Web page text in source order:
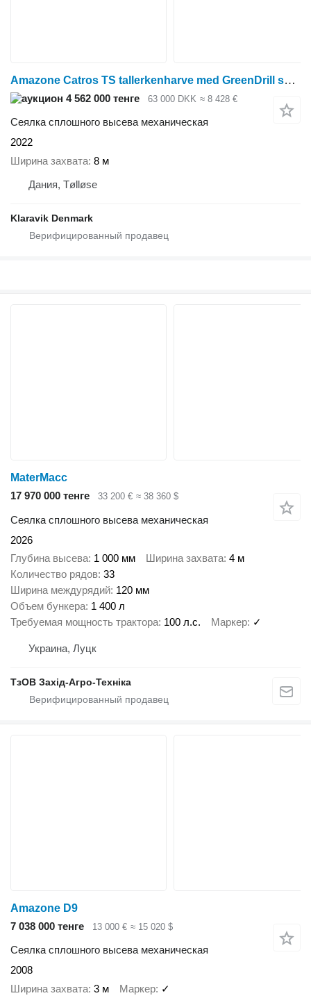
Amazone Catros TS tallerkenharve med GreenDrill såudstyr
4 562 000 тенге 63 000 DKK ≈ 8 428 €
Сеялка сплошного высева механическая
2022
Ширина захвата 8 м
Дания, Tølløse
Klaravik Denmark
MaterMacc
17 970 000 тенге
33 200 € ≈ 38 360 $
Сеялка сплошного высева механическая
2026
Глубина высева 1 000 мм Ширина захвата 4 м
Количество рядов 33
Ширина междурядий 120 мм
Объем бункера 1 400 л
Требуемая мощность трактора 100 л.с. Маркер ✓
Украина, Луцк
ТзОВ Захід-Агро-Техніка
Amazone D9
7 038 000 тенге
13 000 € ≈ 15 020 $
Сеялка сплошного высева механическая
2008
Ширина захвата 3 м Маркер ✓